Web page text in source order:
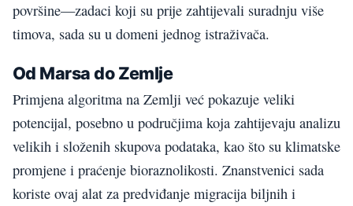
površine—zadaci koji su prije zahtijevali suradnju više
timova, sada su u domeni jednog istraživača.
Od Marsa do Zemlje
Primjena algoritma na Zemlji već pokazuje veliki
potencijal, posebno u područjima koja zahtijevaju analizu
velikih i složenih skupova podataka, kao što su klimatske
promjene i praćenje bioraznolikosti. Znanstvenici sada
koriste ovaj alat za predviđanje migracija biljnih i